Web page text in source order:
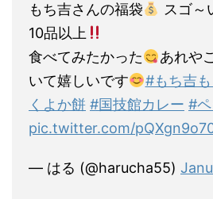
もち吉さんの福袋
スゴ～
10品以上
食べてみたかった
あれや
いて嬉しいです
#もち吉
くよか餅 #国技館カレー #
pic.twitter.com/
— はる (@harucha55)